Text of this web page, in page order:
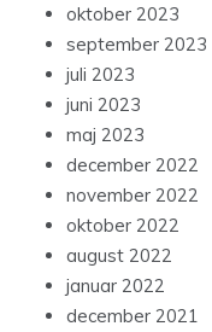
oktober 2023
september 2023
juli 2023
juni 2023
maj 2023
december 2022
november 2022
oktober 2022
august 2022
januar 2022
december 2021